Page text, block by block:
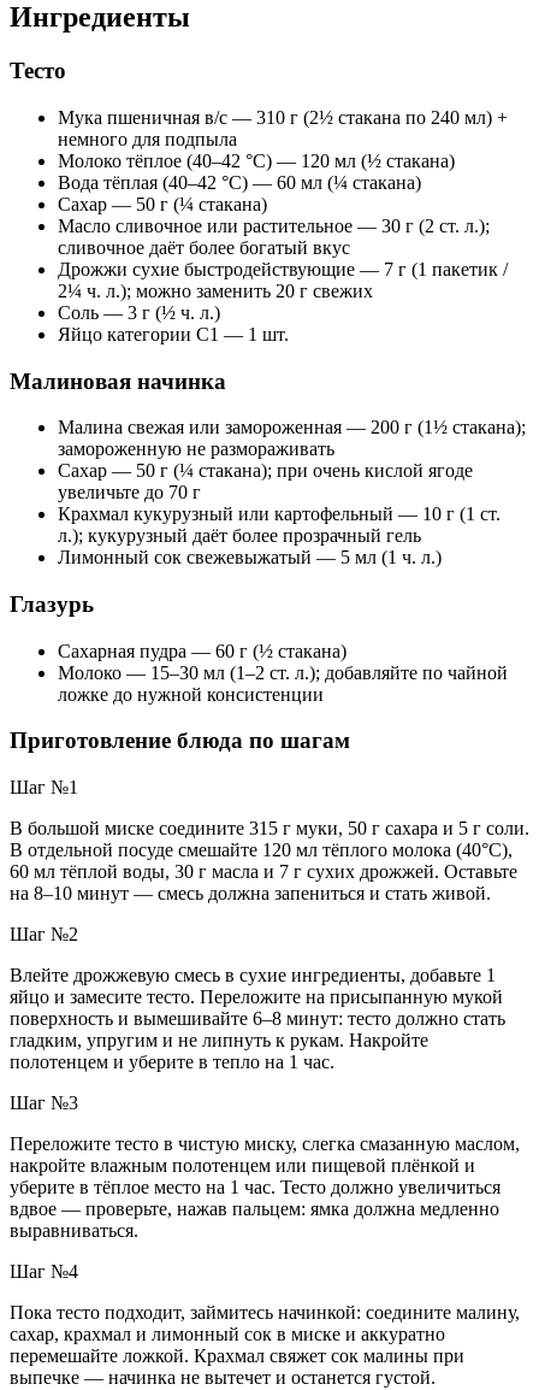
Ингредиенты
Тесто
Мука пшеничная в/с — 310 г (2½ стакана по 240 мл) +
немного для подпыла
Молоко тёплое (40–42 °C) — 120 мл (½ стакана)
Вода тёплая (40–42 °C) — 60 мл (¼ стакана)
Сахар — 50 г (¼ стакана)
Масло сливочное или растительное — 30 г (2 ст. л.);
сливочное даёт более богатый вкус
Дрожжи сухие быстродействующие — 7 г (1 пакетик /
2¼ ч. л.); можно заменить 20 г свежих
Соль — 3 г (½ ч. л.)
Яйцо категории С1 — 1 шт.
Малиновая начинка
Малина свежая или замороженная — 200 г (1½ стакана);
замороженную не размораживать
Сахар — 50 г (¼ стакана); при очень кислой ягоде
увеличьте до 70 г
Крахмал кукурузный или картофельный — 10 г (1 ст.
л.); кукурузный даёт более прозрачный гель
Лимонный сок свежевыжатый — 5 мл (1 ч. л.)
Глазурь
Сахарная пудра — 60 г (½ стакана)
Молоко — 15–30 мл (1–2 ст. л.); добавляйте по чайной
ложке до нужной консистенции
Приготовление блюда по шагам
Шаг №1
В большой миске соедините 315 г муки, 50 г сахара и 5 г соли.
В отдельной посуде смешайте 120 мл тёплого молока (40°C),
60 мл тёплой воды, 30 г масла и 7 г сухих дрожжей. Оставьте
на 8–10 минут — смесь должна запениться и стать живой.
Шаг №2
Влейте дрожжевую смесь в сухие ингредиенты, добавьте 1
яйцо и замесите тесто. Переложите на присыпанную мукой
поверхность и вымешивайте 6–8 минут: тесто должно стать
гладким, упругим и не липнуть к рукам. Накройте
полотенцем и уберите в тепло на 1 час.
Шаг №3
Переложите тесто в чистую миску, слегка смазанную маслом,
накройте влажным полотенцем или пищевой плёнкой и
уберите в тёплое место на 1 час. Тесто должно увеличиться
вдвое — проверьте, нажав пальцем: ямка должна медленно
выравниваться.
Шаг №4
Пока тесто подходит, займитесь начинкой: соедините малину,
сахар, крахмал и лимонный сок в миске и аккуратно
перемешайте ложкой. Крахмал свяжет сок малины при
выпечке — начинка не вытечет и останется густой.